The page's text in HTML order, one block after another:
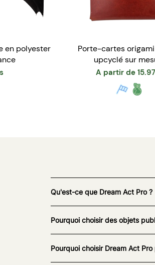
en polyester
Porte-cartes
upcyclé sur
A partir de 15.97
Qu'est-ce que Dream Act Pro ?
Pourquoi choisir des objets
Pourquoi choisir Dream Act